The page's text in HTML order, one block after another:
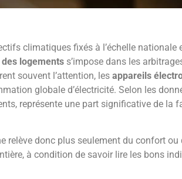
climatiques fixés à l’échelle nationale
logementss’impose dans les
souvent l’attention, les appareils
globale d’électricité. Selon les
représente une part significative de la
relève donc plus seulement du confort ou
à condition de savoir lire les bons